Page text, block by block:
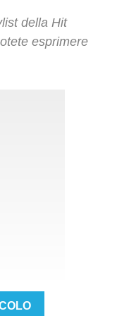
della Hit
esprimere